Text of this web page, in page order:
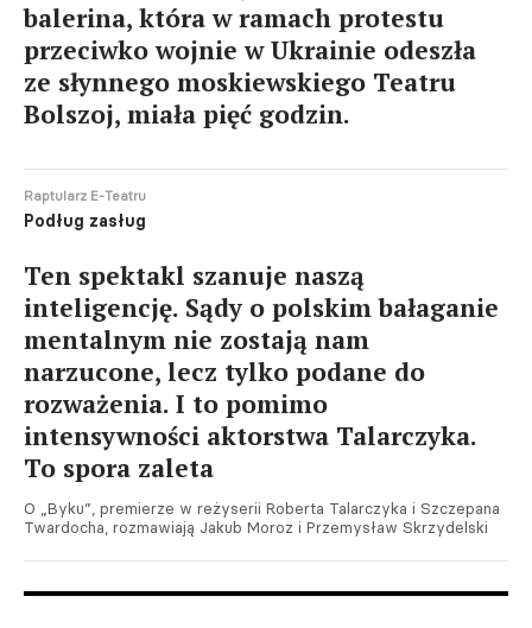
balerina, która w ramach protestu
przeciwko wojnie w Ukrainie odeszła
ze słynnego moskiewskiego Teatru
Bolszoj, miała pięć godzin.
Raptularz E-Teatru
Podług zasług
Ten spektakl szanuje naszą
inteligencję. Sądy o polskim bałaganie
mentalnym nie zostają nam
narzucone, lecz tylko podane do
rozważenia. I to pomimo
intensywności aktorstwa Talarczyka.
To spora zaleta
O „Byku”, premierze w reżyserii Roberta Talarczyka i Szczepana
Twardocha, rozmawiają Jakub Moroz i Przemysław Skrzydelski